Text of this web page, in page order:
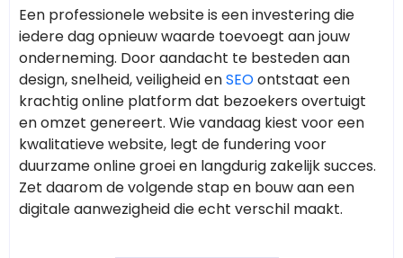
Een professionele website is een investering die
iedere dag opnieuw waarde toevoegt aan jouw
onderneming. Door aandacht te besteden aan
design, snelheid, veiligheid enSEOontstaat een
krachtig online platform dat bezoekers overtuigt
en omzet genereert. Wie vandaag kiest voor een
kwalitatieve website, legt de fundering voor
duurzame online groei en langdurig zakelijk succes.
Zet daarom de volgende stap en bouw aan een
digitale aanwezigheid die echt verschil maakt.